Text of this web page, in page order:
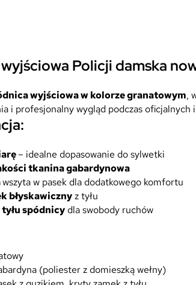
Policji damska
wyjściowa w kolorze granatowym,
i profesjonalny wygląd podczas oficjalnych
– idealne dopasowanie do sylwetki
tkanina gabardynowa
wszyta w pasek dla dodatkowego komfortu
błyskawicznyz tyłu
spódnicydla swobody ruchów
(poliester z domieszką wełny)